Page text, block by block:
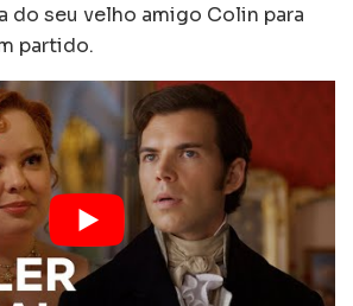
do seu velho amigo Colin para
partido.